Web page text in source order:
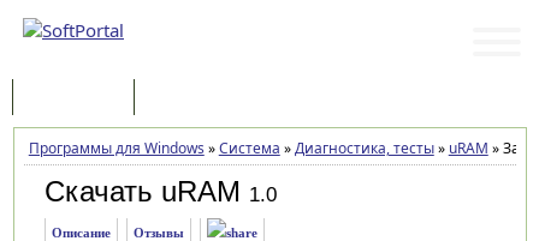
Программы для Windows »Система »Диагностика, тесты» uRAM »
Скачать uRAM 1.0
Описание Отзывы